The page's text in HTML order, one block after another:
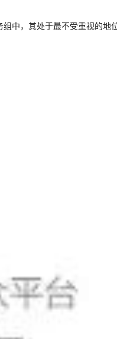
中，其处于最不受重视的地